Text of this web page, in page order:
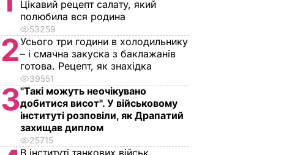
Цікавий рецепт салату, який
полюбила вся родина
53259
2Усього три години в холодильнику
– і смачна закуска з баклажанів
готова. Рецепт, як знахідка
39551
3"Такі можуть неочікувано
добитися висот". У військовому
інституті розповіли, як Драпатий
захищав диплом
25715
В інституті танкових військ